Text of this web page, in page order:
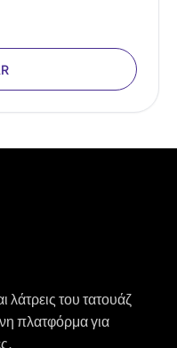
του τατουάζ
πλατφόρμα για